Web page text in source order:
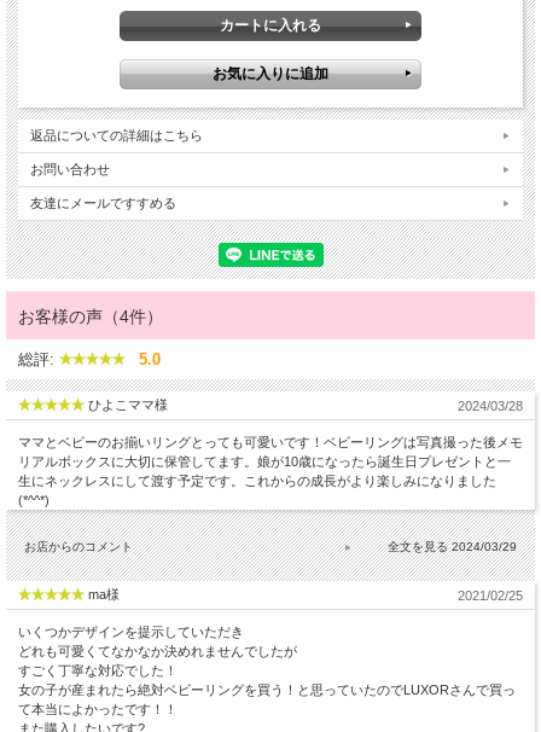
返品についての詳細はこちら
お問い合わせ
友達にメールですすめる
お客様の声（4件）
総評: 5.0
ひよこママ様 2024/03/28
ママとベビーのお揃いリングとっても可愛いです！ベビーリングは写真撮った後メモ
リアルボックスに大切に保管してます。娘が10歳になったら誕生日プレゼントと一
生にネックレスにして渡す予定です。これからの成長がより楽しみになりました
(*^^*)
お店からのコメント 2024/03/29
ma様 2021/02/25
いくつかデザインを提示していただき
どれも可愛くてなかなか決めれませんでしたが
すごく丁寧な対応でした！
女の子が産まれたら絶対ベビーリングを買う！と思っていたのでLUXORさんで買っ
て本当によかったです！！
また購入したいです?